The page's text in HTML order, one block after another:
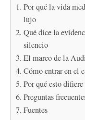
Por qué la vida
lujo
Qué dice la
silencio
El marco de la
Cómo entrar en el
Por qué esto difiere
Preguntas
Fuentes